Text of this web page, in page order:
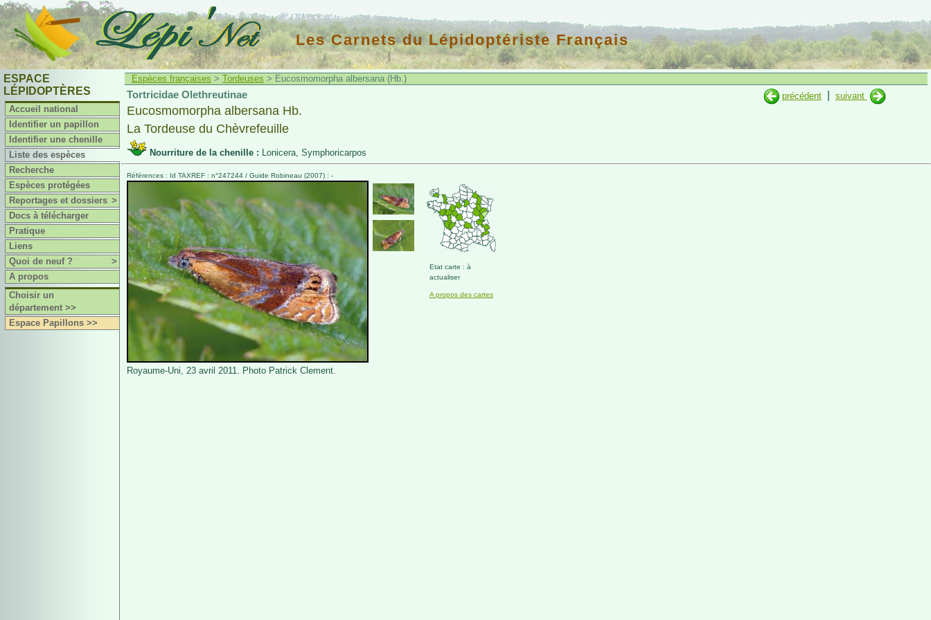
Les Carnets du Lépidoptériste Français
ESPACE
LÉPIDOPTÈRES
Accueil national
Identifier un papillon
Identifier une chenille
Liste des espèces
Recherche
Espèces protégées
Reportages et dossiers >
Docs à télécharger
Pratique
Liens
Quoi de neuf ?
>
A propos
Choisir un
département >>
Espace Papillons >>
Espèces françaises > Tordeuses > Eucosmomorpha albersana (Hb.)
précédent
suivant
Tortricidae Olethreutinae
Eucosmomorpha albersana Hb.
La Tordeuse du Chèvrefeuille
Nourriture de la chenille : Lonicera, Symphoricarpos
Références : Id TAXREF : n°247244 / Guide Robineau (2007) : -
Royaume-Uni, 23 avril 2011. Photo Patrick Clement.
Etat carte : à
actualiser
A propos des cartes